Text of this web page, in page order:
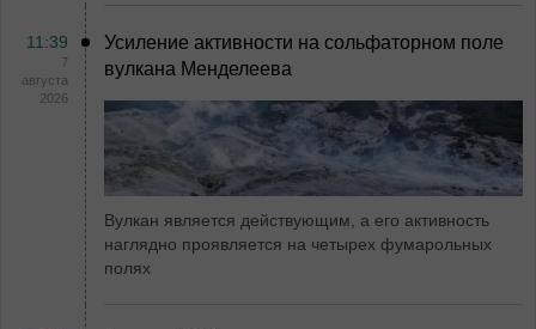
11:39
7
августа
2026
Усиление активности на сольфаторном поле
вулкана Менделеева
Вулкан является действующим, а его активность
наглядно проявляется на четырех фумарольных
полях